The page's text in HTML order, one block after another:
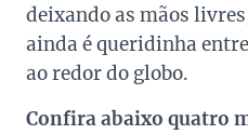
deixando as mãos
ainda é queridinha
ao redor do globo.
Confira abaixo quatro